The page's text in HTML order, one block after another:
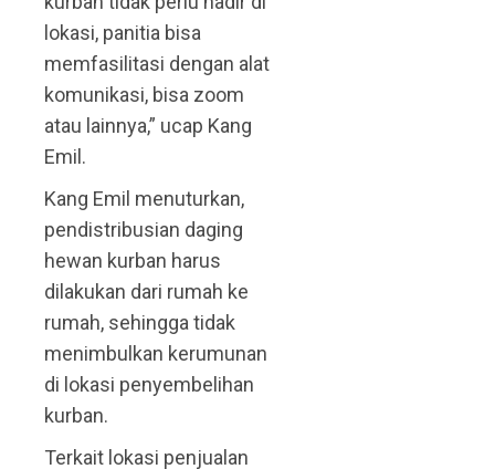
lokasi, panitia bisa
memfasilitasi dengan alat
komunikasi, bisa zoom
atau lainnya,” ucap Kang
Emil.
Kang Emil menuturkan,
pendistribusian daging
hewan kurban harus
dilakukan dari rumah ke
rumah, sehingga tidak
menimbulkan kerumunan
di lokasi penyembelihan
kurban.
Terkait lokasi penjualan